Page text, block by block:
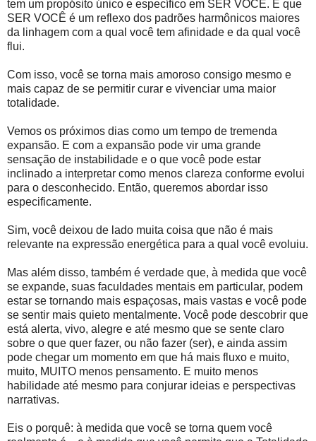
tem um propósito único e específico em SER VOCÊ. E que
SER VOCÊ é um reflexo dos padrões harmônicos maiores
da linhagem com a qual você tem afinidade e da qual você
flui.
Com isso, você se torna mais amoroso consigo mesmo e
mais capaz de se permitir curar e vivenciar uma maior
totalidade.
Vemos os próximos dias como um tempo de tremenda
expansão. E com a expansão pode vir uma grande
sensação de instabilidade e o que você pode estar
inclinado a interpretar como menos clareza conforme evolui
para o desconhecido. Então, queremos abordar isso
especificamente.
Sim, você deixou de lado muita coisa que não é mais
relevante na expressão energética para a qual você evoluiu.
Mas além disso, também é verdade que, à medida que você
se expande, suas faculdades mentais em particular, podem
estar se tornando mais espaçosas, mais vastas e você pode
se sentir mais quieto mentalmente. Você pode descobrir que
está alerta, vivo, alegre e até mesmo que se sente claro
sobre o que quer fazer, ou não fazer (ser), e ainda assim
pode chegar um momento em que há mais fluxo e muito,
muito, MUITO menos pensamento. E muito menos
habilidade até mesmo para conjurar ideias e perspectivas
narrativas.
Eis o porquê: à medida que você se torna quem você